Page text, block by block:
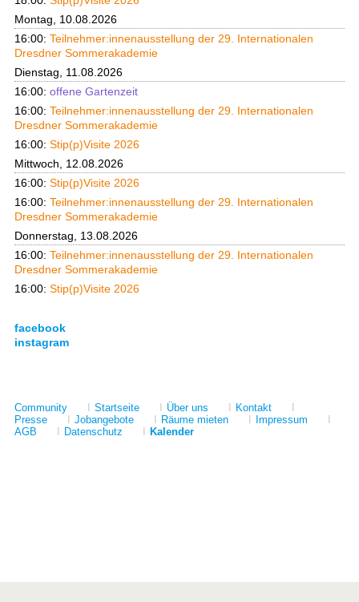
Montag, 10.08.2026
16:00: Teilnehmer:innenausstellung der 29. Internationalen
Dresdner Sommerakademie
Dienstag, 11.08.2026
16:00: offene Gartenzeit
16:00: Teilnehmer:innenausstellung der 29. Internationalen
Dresdner Sommerakademie
16:00: Stip(p)Visite 2026
Mittwoch, 12.08.2026
16:00: Stip(p)Visite 2026
16:00: Teilnehmer:innenausstellung der 29. Internationalen
Dresdner Sommerakademie
Donnerstag, 13.08.2026
16:00: Teilnehmer:innenausstellung der 29. Internationalen
Dresdner Sommerakademie
16:00: Stip(p)Visite 2026
facebook
instagram
Community Startseite Über uns Kontakt
Presse
Jobangebote Räume mieten Impressum
AGB
Datenschutz Kalender